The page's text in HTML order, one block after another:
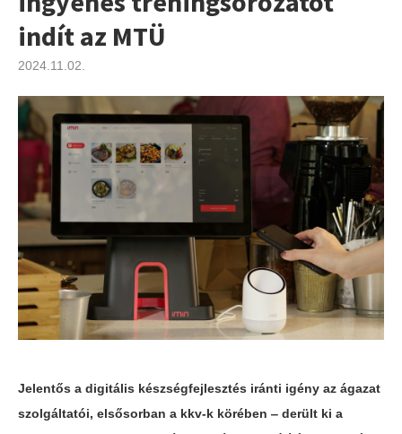
indít az MTÜ
2024.11.02.
Jelentős a digitális készségfejlesztés iránti igény az ágazat
szolgáltatói, elsősorban a kkv-k körében ‒ derült ki a